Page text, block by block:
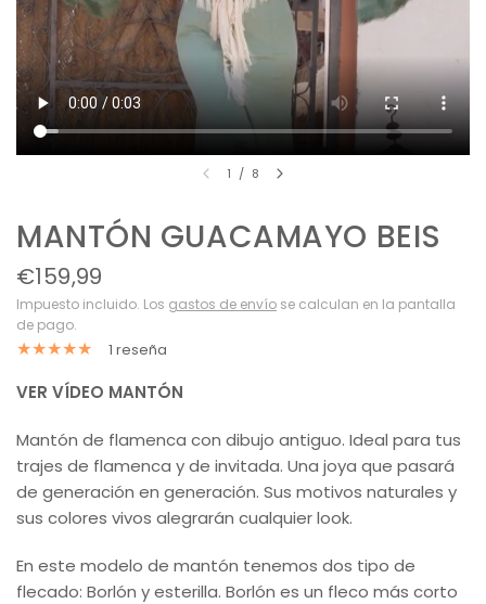
1 / 8
MANTÓN GUACAMAYO BEIS
€159,99
Impuesto incluido. Los gastos de envío se calculan en la pantalla
de pago.
1 reseña
VER VÍDEO MANTÓN
Mantón de flamenca con dibujo antiguo. Ideal para tus
trajes de flamenca y de invitada. Una joya que pasará
de generación en generación. Sus motivos naturales y
sus colores vivos alegrarán cualquier look.
En este modelo de mantón tenemos dos tipo de
flecado: Borlón y esterilla. Borlón es un fleco más corto